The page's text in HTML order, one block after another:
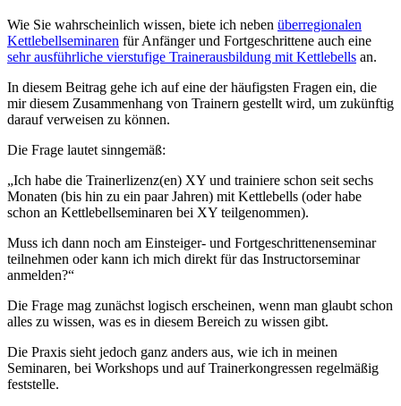
Wie Sie wahrscheinlich wissen, biete ich neben überregionalen
Kettlebellseminaren für Anfänger und Fortgeschrittene auch eine
sehr ausführliche vierstufige Trainerausbildung mit Kettlebells an.
In diesem Beitrag gehe ich auf eine der häufigsten Fragen ein, die
mir diesem Zusammenhang von Trainern gestellt wird, um zukünftig
darauf verweisen zu können.
Die Frage lautet sinngemäß:
„Ich habe die Trainerlizenz(en) XY und trainiere schon seit sechs
Monaten (bis hin zu ein paar Jahren) mit Kettlebells (oder habe
schon an Kettlebellseminaren bei XY teilgenommen).
Muss ich dann noch am Einsteiger- und Fortgeschrittenenseminar
teilnehmen oder kann ich mich direkt für das Instructorseminar
anmelden?“
Die Frage mag zunächst logisch erscheinen, wenn man glaubt schon
alles zu wissen, was es in diesem Bereich zu wissen gibt.
Die Praxis sieht jedoch ganz anders aus, wie ich in meinen
Seminaren, bei Workshops und auf Trainerkongressen regelmäßig
feststelle.